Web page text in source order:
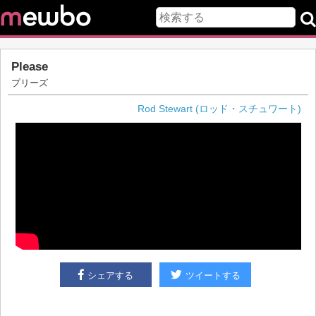
Please
プリーズ
Rod Stewart (ロッド・スチュワート)
シェアする ツイートする